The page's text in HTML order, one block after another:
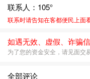
联系人：105°
联系时请告知在客都便民 上面
如遇无效、虚假、诈骗
为了您的资金安全，请见面交
全部评论